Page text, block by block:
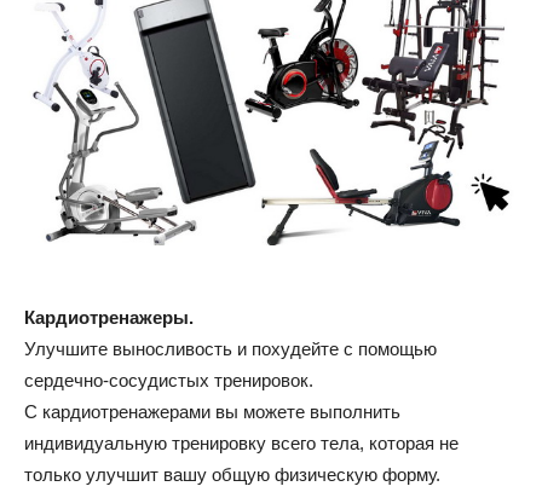
Кардиотренажеры.
Улучшите выносливость и похудейте с помощью
сердечно-сосудистых тренировок.
С кардиотренажерами вы можете выполнить
индивидуальную тренировку всего тела, которая не
только улучшит вашу общую физическую форму.